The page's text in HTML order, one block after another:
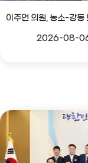
2026-08-